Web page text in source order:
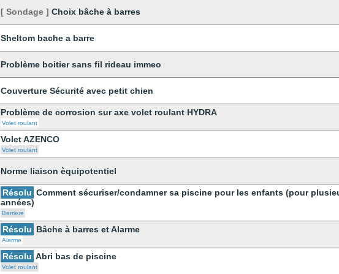
[ Sondage ] Choix bâche à barres
Sheltom bache a barre
Problème boitier sans fil rideau immeo
Couverture Sécurité avec petit chien
Problème de corrosion sur axe volet roulant HYDRA
Volet roulant
Volet AZENCO
Volet roulant
Norme liaison èquipotentiel
Résolu Comment sécuriser/condamner sa piscine pour les enfants (pour
années)
Barriere
Résolu Bâche à barres et Alarme
Alarme
Résolu Abri bas de piscine
Volet roulant